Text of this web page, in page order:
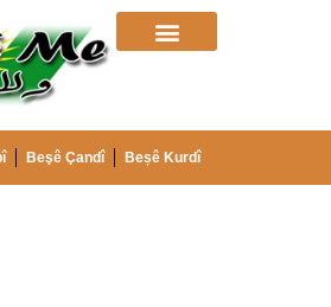
Beşê Çandî Beșê Kurdî